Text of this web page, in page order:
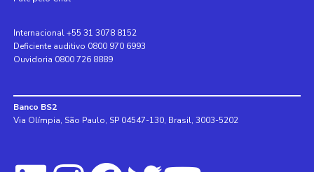
Internacional +55 31 3078 8152
Deficiente auditivo 0800 970 6993
Ouvidoria 0800 726 8889
Banco BS2
Via Olímpia, São Paulo, SP 04547-130, Brasil, 3003-5202